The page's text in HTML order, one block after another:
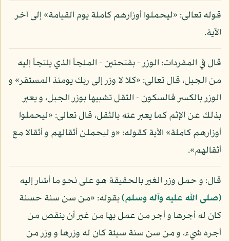
قوله تعالى: «ليحملوا أوزارهم كاملة يوم القيامة» إلى آخر
الآية.
قال في المفردات: الوزر - بفتحتين - الملجأ الذي يلتجأ إليه
من الجبل، قال تعالى: «كلا لا وزر إلى ربك يومئذ المستقر» و
الوزر بالكسر فالسكون - الثقل تشبيها بوزر الجبل، و يعبر
بذلك عن الإثم كما يعبر عنه بالثقل، قال تعالى: «ليحملوا
أوزارهم كاملة» الآية كقوله: «و ليحملن أثقالهم و أثقالا مع
أثقالهم».
قال: و حمل وزر الغير بالحقيقة هو على نحو ما أشار إليه
(صلى الله عليه وآله وسلم)بقوله: «من سن سنة حسنة
كان له أجرها و أجر من عمل بها من غير أن ينقص من
أجره شيء، و من سن سنة سيئة كان له وزرها و وزر من